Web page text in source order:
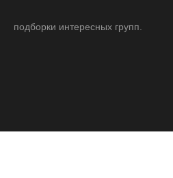
подборки интересных групп.